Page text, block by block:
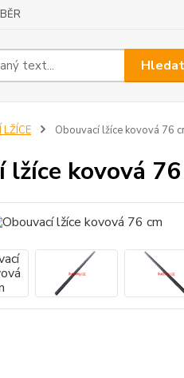
Hledat
LŽÍCE Obouvací lžíce kovová 76
lžíce kovová